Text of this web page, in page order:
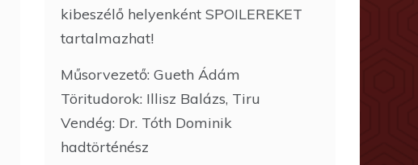
kibeszélő helyenként SPOILEREKET
tartalmazhat!
Műsorvezető: Gueth Ádám
Töritudorok: Illisz Balázs, Tiru
Vendég: Dr. Tóth Dominik
hadtörténész